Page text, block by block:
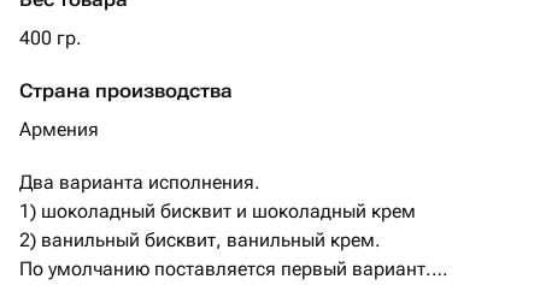
400 гр.
Страна производства
Армения
Два варианта исполнения.
1) шоколадный бисквит и шоколадный крем
2) ванильный бисквит, ванильный крем.
По умолчанию поставляется первый вариант.